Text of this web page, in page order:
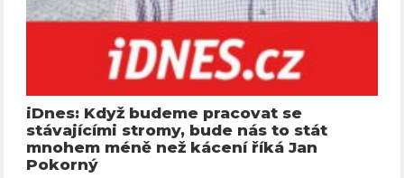
iDnes: Když budeme pracovat se
stávajícími stromy, bude nás to stát
mnohem méně než kácení říká Jan
Pokorný